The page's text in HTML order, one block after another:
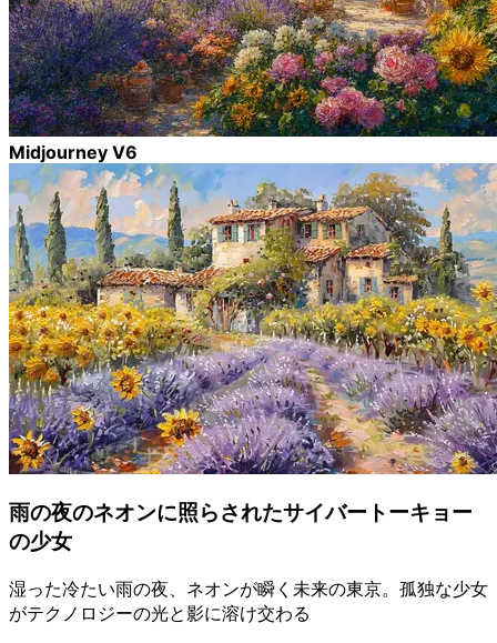
Midjourney V6
雨の夜のネオンに照らされたサイバートーキョー
の少女
湿った冷たい雨の夜、ネオンが瞬く未来の東京。孤独な少女
がテクノロジーの光と影に溶け交わる